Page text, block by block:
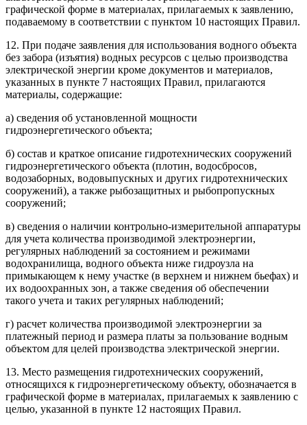
графической форме в материалах, прилагаемых к заявлению,
подаваемому в соответствии с пунктом 10 настоящих Правил.
12. При подаче заявления для использования водного объекта
без забора (изъятия) водных ресурсов с целью производства
электрической энергии кроме документов и материалов,
указанных в пункте 7 настоящих Правил, прилагаются
материалы, содержащие:
а) сведения об установленной мощности
гидроэнергетического объекта;
б) состав и краткое описание гидротехнических сооружений
гидроэнергетического объекта (плотин, водосбросов,
водозаборных, водовыпускных и других гидротехнических
сооружений), а также рыбозащитных и рыбопропускных
сооружений;
в) сведения о наличии контрольно-измерительной аппаратуры
для учета количества производимой электроэнергии,
регулярных наблюдений за состоянием и режимами
водохранилища, водного объекта ниже гидроузла на
примыкающем к нему участке (в верхнем и нижнем бьефах) и
их водоохранных зон, а также сведения об обеспечении
такого учета и таких регулярных наблюдений;
г) расчет количества производимой электроэнергии за
платежный период и размера платы за пользование водным
объектом для целей производства электрической энергии.
13. Место размещения гидротехнических сооружений,
относящихся к гидроэнергетическому объекту, обозначается в
графической форме в материалах, прилагаемых к заявлению с
целью, указанной в пункте 12 настоящих Правил.